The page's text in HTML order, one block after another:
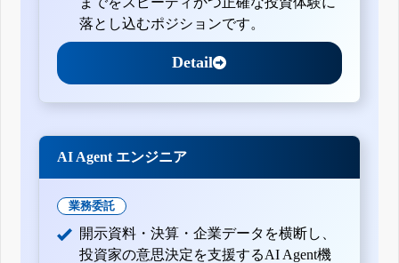
落とし込むポジションです。
Detail
AI Agent エンジニア
業務委託
開示資料・決算・企業データを横断し、
投資家の意思決定を支援するAI Agent機